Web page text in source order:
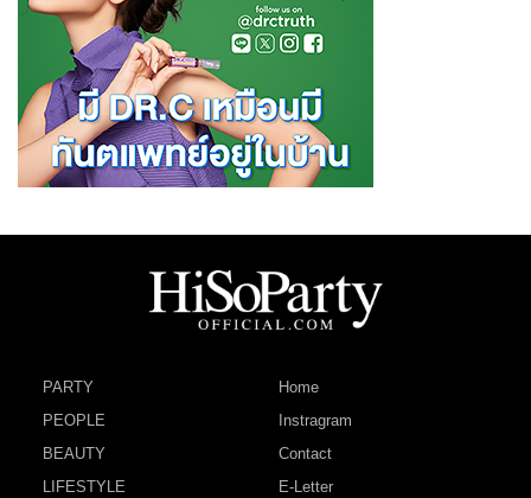
PARTY
PEOPLE
BEAUTY
LIFESTYLE
Home
Instragram
Contact
E-Letter